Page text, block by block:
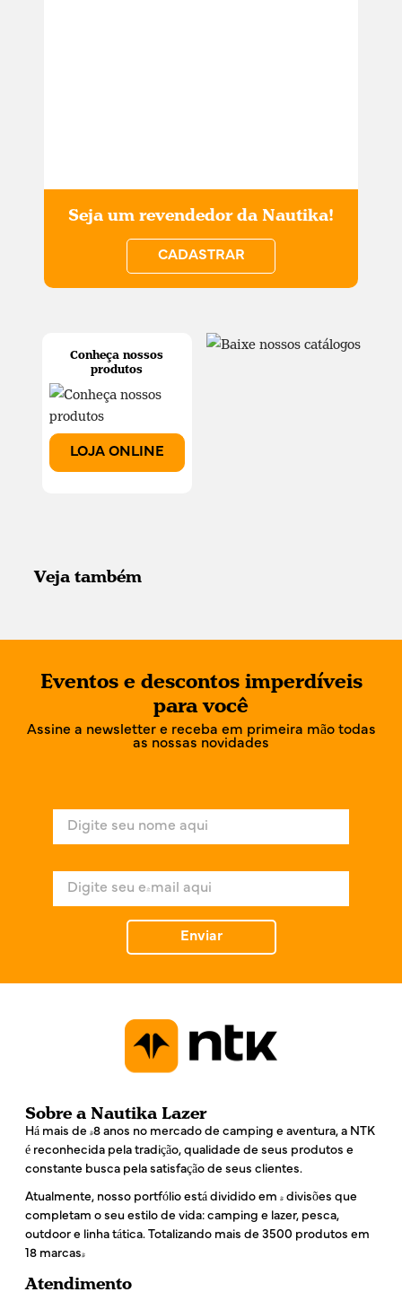
Conheça nossos
produtos
LOJA ONLINE
Seja um revendedor da Nautika!
CADASTRAR
Veja também
Eventos e descontos imperdíveis
para você
Assine a newsletter e receba em primeira mão todas
as nossas novidades
e
*
Enviar
Sobre a Nautika Lazer
Há mais de 48 anos no mercado de camping e aventura, a NTK
é reconhecida pela tradição, qualidade de seus produtos e
constante busca pela satisfação de seus clientes.
Atualmente, nosso portfólio está dividido em 4 divisões que
completam o seu estilo de vida: camping e lazer, pesca,
outdoor e linha tática. Totalizando mais de 3500 produtos em
18 marcas!
Atendimento